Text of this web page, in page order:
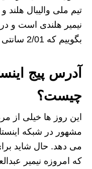
تیم ملی والیبال
نیمیر هلندی است و در
بگوییم که 2/01 سانتی متر می باشد.
آدرس پیج
چیست؟
این روز ها خیلی از
مشهور در شبکه
می‌ دهد. حال شاید
که امروزه نیمیر